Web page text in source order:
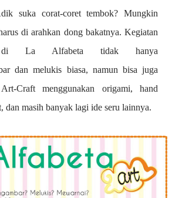
dik suka corat-coret tembok? Mungkin
di arahkan dong bakatnya. Kegiatan
La Alfabeta tidak hanya
dan melukis biasa, namun bisa juga
Craft menggunakan origami, hand
dan masih banyak lagi ide seru lainnya.